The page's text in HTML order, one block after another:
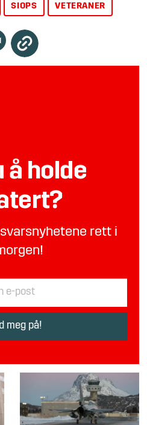
SIOPS VETERANER
å holde
rett i